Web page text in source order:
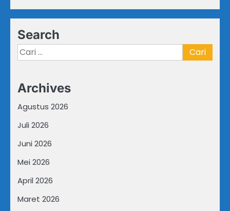
Search
Cari
untuk:
Archives
Agustus 2026
Juli 2026
Juni 2026
Mei 2026
April 2026
Maret 2026